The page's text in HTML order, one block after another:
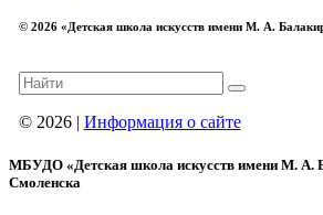
© 2026 «Детская школа искусств имени М. А.
© 2026 | Информация о сайте
МБУДО «Детская школа искусств имени М. А.
Смоленска